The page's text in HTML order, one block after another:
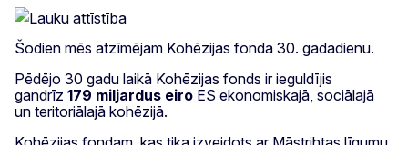
Šodien mēs atzīmējam Kohēzijas fonda 30. gadadienu.
Pēdējo 30 gadu laikā Kohēzijas fonds ir ieguldījis
gandrīz 179 miljardus eiro ES ekonomiskajā, sociālajā
un teritoriālajā kohēzijā.